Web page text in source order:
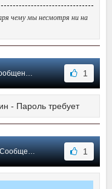
чему мы несмотря ни на
#27 1
- Пароль требует
#26 1